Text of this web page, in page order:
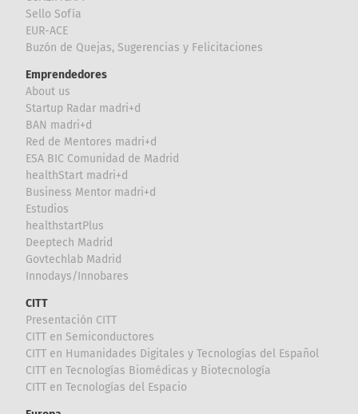
Sello Sofía
EUR-ACE
Buzón de Quejas, Sugerencias y Felicitaciones
Emprendedores
About us
Startup Radar madri+d
BAN madri+d
Red de Mentores madri+d
ESA BIC Comunidad de Madrid
healthStart madri+d
Business Mentor madri+d
Estudios
healthstartPlus
Deeptech Madrid
Govtechlab Madrid
Innodays/Innobares
CITT
Presentación CITT
CITT en Semiconductores
CITT en Humanidades Digitales y Tecnologías del Español
CITT en Tecnologías Biomédicas y Biotecnología
CITT en Tecnologías del Espacio